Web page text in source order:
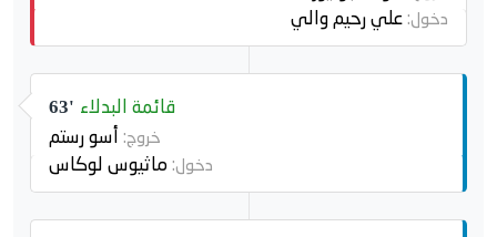
دخول:علي رحيم والي
63' قائمة البدلاء
خروج: أسو رستم
دخول: ماثيوس لوكاس